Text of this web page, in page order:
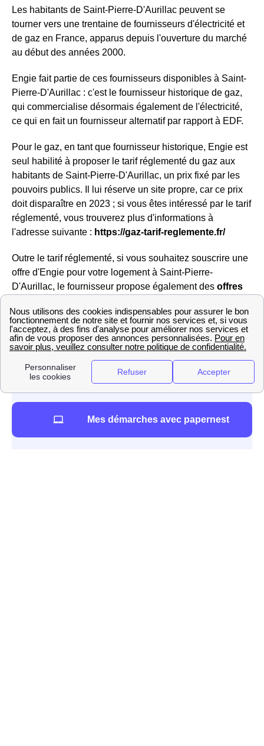
Les habitants de Saint-Pierre-D'Aurillac peuvent se
tourner vers une trentaine de fournisseurs d'électricité et
de gaz en France, apparus depuis l'ouverture du marché
au début des années 2000.
Engie fait partie de ces fournisseurs disponibles à Saint-
Pierre-D'Aurillac : c'est le fournisseur historique de gaz,
qui commercialise désormais également de l'électricité,
ce qui en fait un fournisseur alternatif par rapport à EDF.
Pour le gaz, en tant que fournisseur historique, Engie est
seul habilité à proposer le tarif réglementé du gaz aux
habitants de Saint-Pierre-D'Aurillac, un prix fixé par les
pouvoirs publics. Il lui réserve un site propre, car ce prix
doit disparaître en 2023 ; si vous êtes intéressé par le tarif
réglementé, vous trouverez plus d'informations à
l'adresse suivante : https://gaz-tarif-reglemente.fr/
Outre le tarif réglementé, si vous souhaitez souscrire une
offre d'Engie pour votre logement à Saint-Pierre-
D'Aurillac, le fournisseur propose également des offres
outre d'offres àprix fixe, qui ne suit pas les variations
mensuelles du tarif réglementé ; ce prix reste fixe pendant
trois ans et peut toutefois être revu à la baisse si le tarif
Mes démarches avec papernest